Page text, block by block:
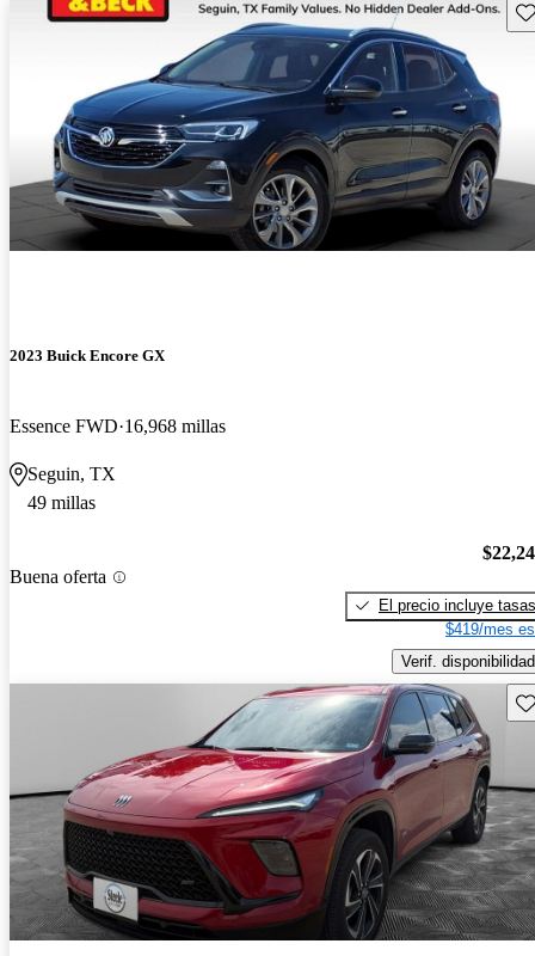
2023 Buick Encore GX
Essence FWD 16,968 millas
Seguin, TX
49 millas
Buena oferta
El precio incluye tasas
$419/mes
Verif. disponibilidad